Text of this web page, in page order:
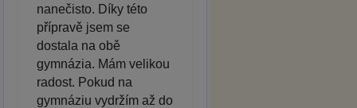
nanečisto. Díky této
přípravě jsem se
dostala na obě
gymnázia. Mám velikou
radost. Pokud na
gymnáziu vydržím až do